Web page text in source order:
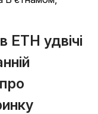
ETH удвічі